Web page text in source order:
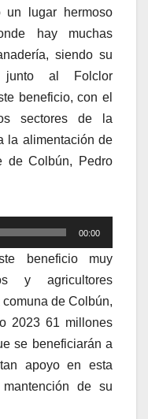
un lugar hermoso
hay muchas
siendo su
al Folclor
beneficio, con el
sectores de la
la alimentación de
de Colbún, Pedro
00:00
beneficio muy
y agricultores
de Colbún,
2023 61 millones
se beneficiarán a
apoyo en esta
de su